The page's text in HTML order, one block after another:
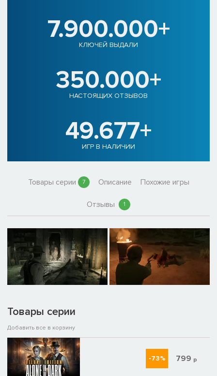
7.900.000+
КЛЮЧЕЙ ВЫДАЛИ
350.000+
НАСТОЯЩИХ ОТЗЫВОВ
49.677+
ИГР В НАЛИЧИИ
Товары серии 7 Описание Похожие игры
Отзывы 1
Товары серии
Добавить все в корзину
-73% 799 р